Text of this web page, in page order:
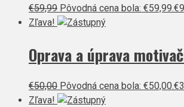
€59,99 Pôvodná cena bola: €59,99.€
Zľava!
Oprava a úprava
€50,00 Pôvodná cena bola: €50,00.€
Zľava!